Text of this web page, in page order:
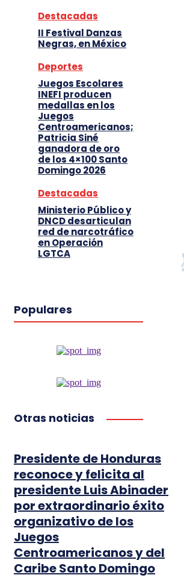
Destacadas
II Festival Danzas
Negras, en México
Deportes
Juegos Escolares
INEFI producen
medallas en los
Juegos
Centroamericanos;
Patricia Siné
ganadora de oro
de los 4×100 Santo
Domingo 2026
Destacadas
Ministerio Público y
DNCD desarticulan
red de narcotráfico
en Operación
LGTCA
Populares
Otras noticias
Presidente de Honduras
reconoce y felicita al
presidente Luis Abinader
por extraordinario éxito
organizativo de los
Juegos
Centroamericanos y del
Caribe Santo Domingo